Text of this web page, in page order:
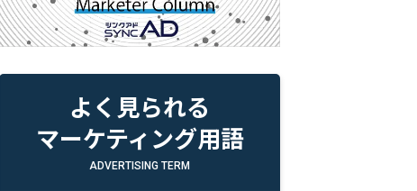
よく見られる
マーケティング用語
ADVERTISING TERM